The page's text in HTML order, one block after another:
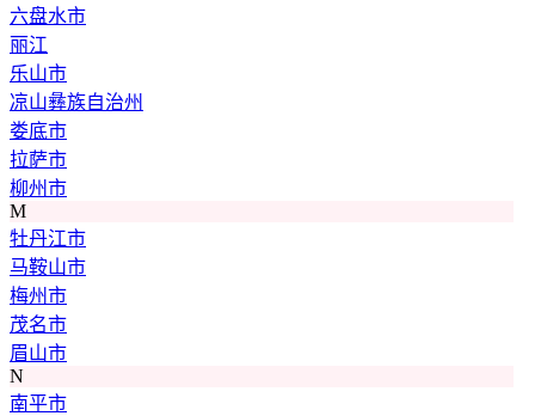
六盘水市
丽江
乐山市
凉山彝族自治州
娄底市
拉萨市
柳州市
M
牡丹江市
马鞍山市
梅州市
茂名市
眉山市
N
南平市